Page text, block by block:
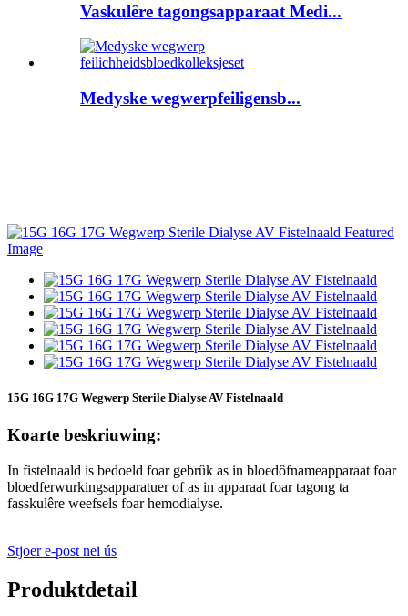
Vaskulêre tagongsapparaat Medi...
Medyske wegwerpfeiligensb...
15G 16G 17G Wegwerp Sterile Dialyse AV Fistelnaald
Koarte beskriuwing:
In fistelnaald is bedoeld foar gebrûk as in bloedôfnameapparaat foar
bloedferwurkingsapparatuer of as in apparaat foar tagong ta
fasskulêre weefsels foar hemodialyse.
Stjoer e-post nei ús
Produktdetail